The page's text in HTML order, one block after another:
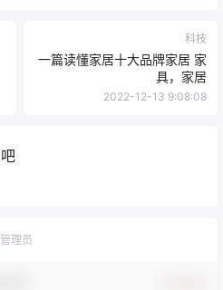
科技
一篇读懂家居十大品牌家居 家
具，家居
2022-12-13 9:08:08
吧
管理员